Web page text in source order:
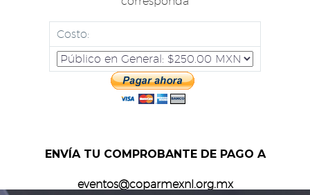
Costo:
ENVÍA TU COMPROBANTE DE PAGO A
eventos@coparmexnl.org.mx